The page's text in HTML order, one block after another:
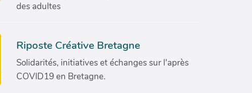
des adultes
Riposte Créative Bretagne
Solidarités, initiatives et échanges sur l'après
COVID19 en Bretagne.